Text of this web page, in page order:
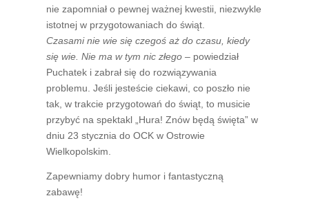
nie zapomniał o pewnej ważnej kwestii, niezwykle
istotnej w przygotowaniach do świąt.
Czasami nie wie się czegoś aż do czasu, kiedy
się wie. Nie ma w tym nic złego – powiedział
Puchatek i zabrał się do rozwiązywania
problemu. Jeśli jesteście ciekawi, co poszło nie
tak, w trakcie przygotowań do świąt, to musicie
przybyć na spektakl „Hura! Znów będą święta” w
dniu 23 stycznia do OCK w Ostrowie
Wielkopolskim.
Zapewniamy dobry humor i fantastyczną
zabawę!